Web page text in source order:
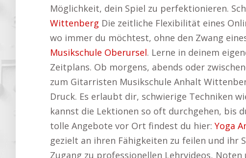
Möglichkeit, dein Spiel zu perfektionieren.
Wittenberg Die zeitliche Flexibilität eines
wo immer du möchtest, ohne den Zwang
Musikschule Oberursel. Lerne in deinem
Zeitplans. Ob morgens, abends oder
zum Gitarristen Musikschule Anhalt
Druck. Es erlaubt dir, schwierige Techniken
kannst die Lektionen so oft durchgehen, bis
tolle Angebote vor Ort findest du hier: Yoga
gezielt an ihren Fähigkeiten zu feilen und ihr
Zugang zu professionellen Lehrvideos,